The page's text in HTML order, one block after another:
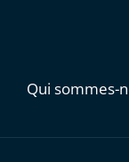
Qui sommes-